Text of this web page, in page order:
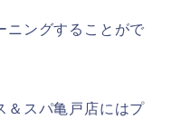
ニングすることがで
＆スパ亀戸店にはプ